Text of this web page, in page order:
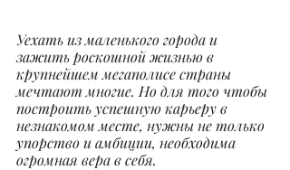
Уехать из маленького города и
зажить роскошной жизнью в
крупнейшем мегаполисе страны
мечтают многие. Но для того чтобы
построить успешную карьеру в
незнакомом месте, нужны не только
упорство и амбиции, необходима
огромная вера в себя.